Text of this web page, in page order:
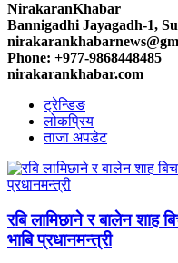
NirakaranKhabar
Bannigadhi Jayagadh-1,
Phone: +977-9868448485
nirakarankhabar.com
ट्रेन्डिङ
लोकप्रिय
ताजा अपडेट
रबि लामिछाने र बालेन शाह
भाबि प्रधानमन्त्री